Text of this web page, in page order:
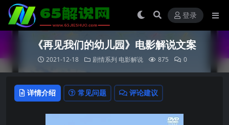
登录
《再见我们的幼儿园》电影解说文案
2021-12-18 剧情系列 电影解说 875 0
详情介绍 常见问题 评论建议